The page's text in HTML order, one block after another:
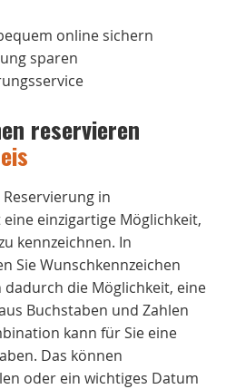
online sichern
sparen
reservieren
in
einzigartige Möglichkeit,
kennzeichnen. In
Sie Wunschkennzeichen
die Möglichkeit, eine
Buchstaben und Zahlen
kann für Sie eine
Das können
oder ein wichtiges Datum